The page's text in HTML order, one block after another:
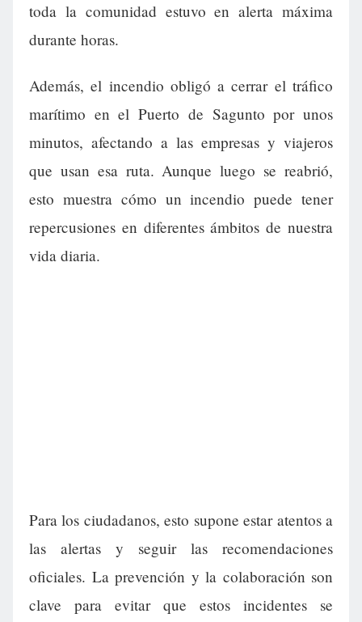
toda la comunidad estuvo en alerta máxima
durante horas.
Además, el incendio obligó a cerrar el tráfico
marítimo en el Puerto de Sagunto por unos
minutos, afectando a las empresas y viajeros
que usan esa ruta. Aunque luego se reabrió,
esto muestra cómo un incendio puede tener
repercusiones en diferentes ámbitos de nuestra
vida diaria.
Para los ciudadanos, esto supone estar atentos a
las alertas y seguir las recomendaciones
oficiales. La prevención y la colaboración son
clave para evitar que estos incidentes se